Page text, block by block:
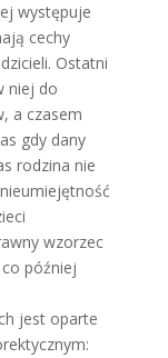
występuje
cechy
Ostatni
niej do
a czasem
gdy dany
rodzina nie
wzorzec
później
jest oparte